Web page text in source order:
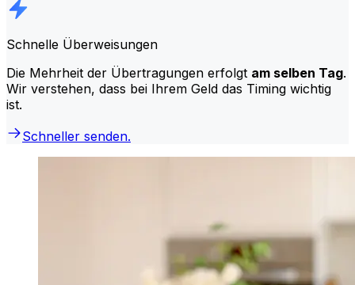
Schnelle Überweisungen
Die Mehrheit der Übertragungen erfolgt am selben Tag.
Wir verstehen, dass bei Ihrem Geld das Timing wichtig
ist.
Schneller senden.